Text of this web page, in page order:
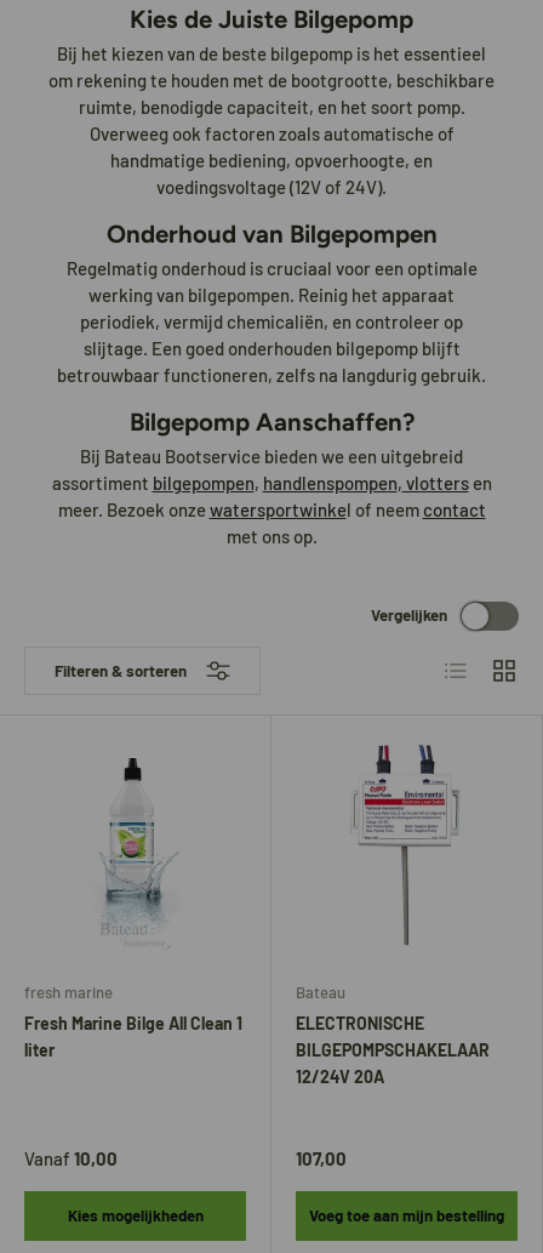
Kies de Juiste Bilgepomp
Bij het kiezen van de beste bilgepomp is het essentieel
om rekening te houden met de bootgrootte, beschikbare
ruimte, benodigde capaciteit, en het soort pomp.
Overweeg ook factoren zoals automatische of
handmatige bediening, opvoerhoogte, en
voedingsvoltage (12V of 24V).
Onderhoud van Bilgepompen
Regelmatig onderhoud is cruciaal voor een optimale
werking van bilgepompen. Reinig het apparaat
periodiek, vermijd chemicaliën, en controleer op
slijtage. Een goed onderhouden bilgepomp blijft
betrouwbaar functioneren, zelfs na langdurig gebruik.
Bilgepomp Aanschaffen?
Bij Bateau Bootservice bieden we een uitgebreid
assortiment bilgepompen, handlenspompen, vlottersen
meer. Bezoek onzewatersportwinkel of neem contact
met ons op.
Filteren & sorteren
Vergelijken
Lijst Raster
fresh marine
Fresh Marine Bilge All Clean 1
liter
Vanaf 10,00
Kies mogelijkheden
Bateau
ELECTRONISCHE
BILGEPOMPSCHAKELAAR
12/24V 20A
107,00
Voeg toe aan mijn bestelling